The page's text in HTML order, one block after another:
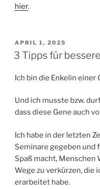
hier.
VERÖFFENTLICHT
AM
APRIL 1, 2025
3 Tipps für
Ich bin die Enkelin
Und ich musste bzw.
dass diese Gene auch
Ich habe in der letzten
Seminare gegeben
Spaß macht, Menschen
Wege zu verkürzen, die
erarbeitet habe.